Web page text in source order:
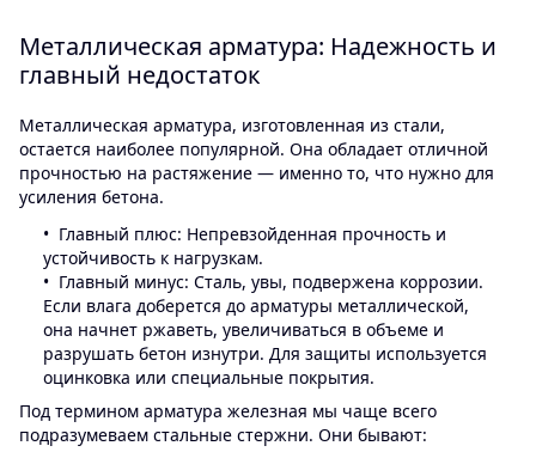
Металлическая арматура: Надежность и
главный недостаток
Металлическая арматура, изготовленная из стали,
остается наиболее популярной. Она обладает отличной
прочностью на растяжение — именно то, что нужно для
усиления бетона.
Главный плюс: Непревзойденная прочность и
устойчивость к нагрузкам.
Главный минус: Сталь, увы, подвержена коррозии.
Если влага доберется до арматуры металлической,
она начнет ржаветь, увеличиваться в объеме и
разрушать бетон изнутри. Для защиты используется
оцинковка или специальные покрытия.
Под термином арматура железная мы чаще всего
подразумеваем стальные стержни. Они бывают: